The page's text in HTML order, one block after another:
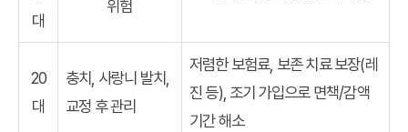
대
위험
20
대
충치, 사랑니 발치,
교정 후 관리
저렴한 보험료, 보존 치료 보장(레
진 등), 조기 가입으로 면책/감액
기간 해소